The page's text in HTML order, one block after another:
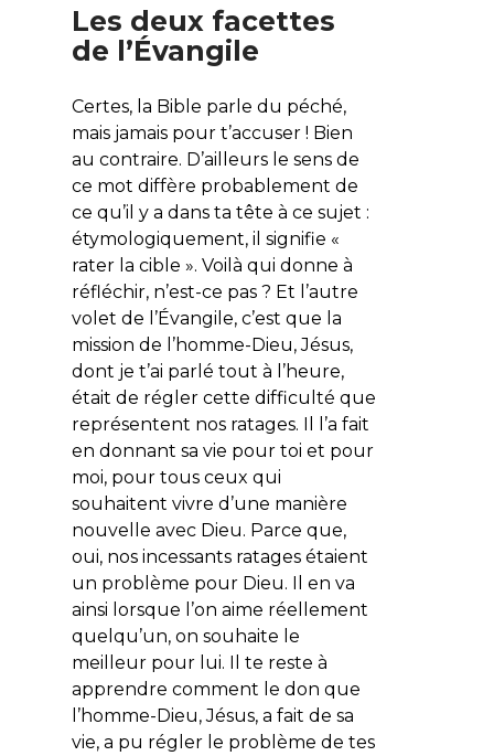
Les deux facettes
de l’Évangile
Certes, la Bible parle du péché,
mais jamais pour t’accuser ! Bien
au contraire. D’ailleurs le sens de
ce mot diffère probablement de
ce qu’il y a dans ta tête à ce sujet :
étymologiquement, il signifie «
rater la cible ». Voilà qui donne à
réfléchir, n’est-ce pas ? Et l’autre
volet de l’Évangile, c’est que la
mission de l’homme-Dieu, Jésus,
dont je t’ai parlé tout à l’heure,
était de régler cette difficulté que
représentent nos ratages. Il l’a fait
en donnant sa vie pour toi et pour
moi, pour tous ceux qui
souhaitent vivre d’une manière
nouvelle avec Dieu. Parce que,
oui, nos incessants ratages étaient
un problème pour Dieu. Il en va
ainsi lorsque l’on aime réellement
quelqu’un, on souhaite le
meilleur pour lui. Il te reste à
apprendre comment le don que
l’homme-Dieu, Jésus, a fait de sa
vie, a pu régler le problème de tes